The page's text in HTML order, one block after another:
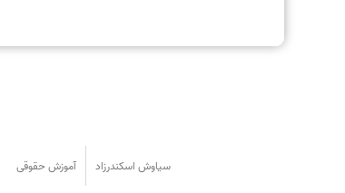
سیاوش اسکندرزاد آموزش حقوقی